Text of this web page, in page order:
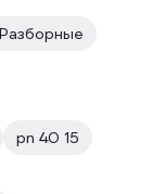
Разборные
pn 40 15